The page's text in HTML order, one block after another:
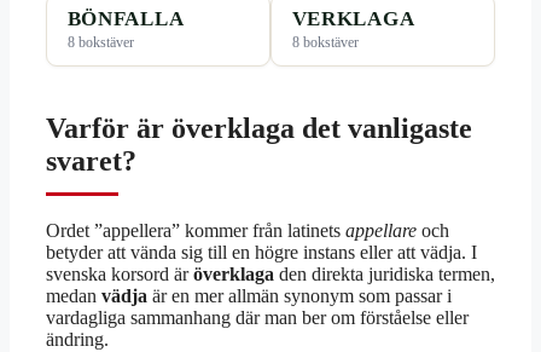
BÖNFALLA
8 bokstäver
VERKLAGA
8 bokstäver
Varför är överklaga det vanligaste
svaret?
Ordet ”appellera” kommer från latinets appellare och
betyder att vända sig till en högre instans eller att vädja. I
svenska korsord äröverklaga den direkta juridiska termen,
medan vädja är en mer allmän synonym som passar i
vardagliga sammanhang där man ber om förståelse eller
ändring.